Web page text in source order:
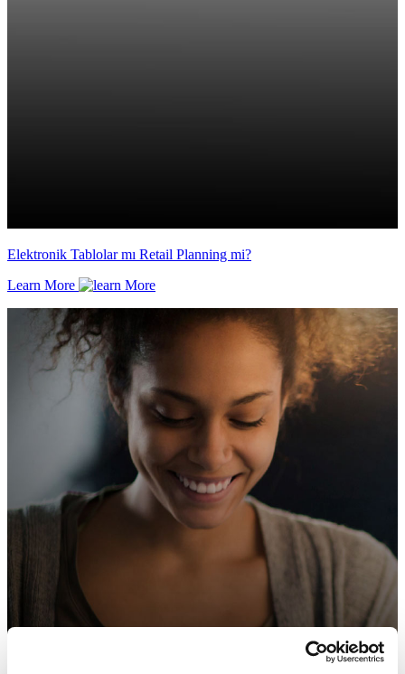
Elektronik Tablolar mı Retail Planning mi?
Learn More